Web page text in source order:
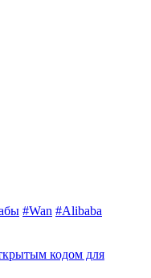
#Wan #Alibaba
кодом для